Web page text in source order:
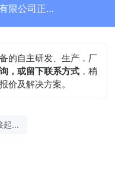
山东天合环境科技有限公司正在为您服务
的自主研发、生产，厂
，或留下联系方式 ，稍
价及解决方案。
开始沟通